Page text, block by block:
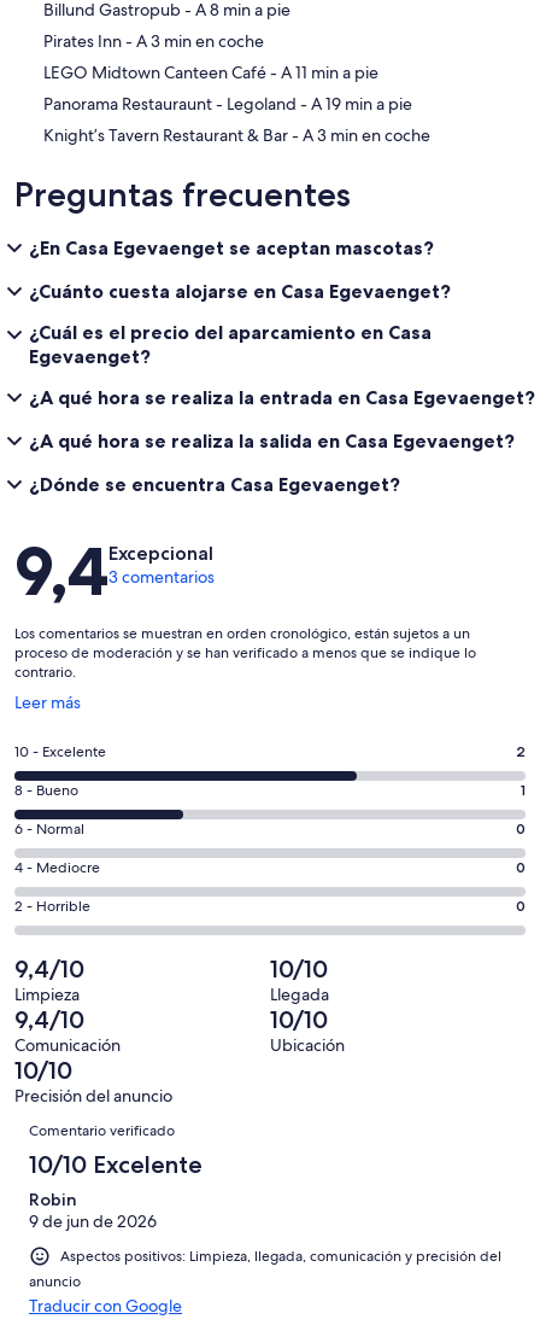
‪Billund Gastropub - ‬A 8 min a pie
‪Pirates Inn - ‬A 3 min en coche
‪LEGO Midtown Canteen Café - ‬A 11 min a pie
‪Panorama Restauraunt - Legoland - ‬A 19 min a pie
‪Knight’s Tavern Restaurant & Bar - ‬A 3 min en coche
Preguntas frecuentes
¿En Casa Egevaenget se aceptan mascotas?
¿Cuánto cuesta alojarse en Casa Egevaenget?
¿Cuál es el precio del aparcamiento en Casa
Egevaenget?
¿A qué hora se realiza la entrada en Casa Egevaenget?
¿A qué hora se realiza la salida en Casa Egevaenget?
¿Dónde se encuentra Casa Egevaenget?
Comentarios
9,4Excepcional
3 comentarios
Los comentarios se muestran en orden cronológico, están sujetos a un
proceso de moderación y se han verificado a menos que se indique lo
contrario.
Leer más
Se
en
una
ventana
nueva
2
comentarios
de
un
total
de
3
con
una
puntuación
de
10
-
Excelente
10 - Excelente 2
1
comentarios
de
un
total
de
3
con
una
puntuación
de
8
-
Bueno
8 - Bueno 1
0
comentarios
de
un
total
de
3
con
una
puntuación
de
6
Normal
6 - Normal 0
0
comentarios
de
total
de
3
con
una
puntuación
de
Mediocre
4 - Mediocre 0
0
comentarios
de
un
total
de
3
con
una
puntuación
de
Horrible
2 - Horrible 0
9,4/10
Limpieza
10/10
Llegada
9,4/10
Comunicación
10/10
Ubicación
10/10
Precisión del anuncio
Comentarios
Comentario verificado
10/10 Excelente
Robin
9 de jun de 2026
Aspectos positivos: Limpieza, llegada, comunicación y precisión del
anuncio
Traducir con Google